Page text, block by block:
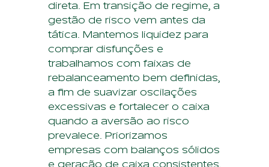
direta. Em transição de regime, a
gestão de risco vem antes da
tática. Mantemos liquidez para
comprar disfunções e
trabalhamos com faixas de
rebalanceamento bem definidas,
a fim de suavizar oscilações
excessivas e fortalecer o caixa
quando a aversão ao risco
prevalece. Priorizamos
empresas com balanços sólidos